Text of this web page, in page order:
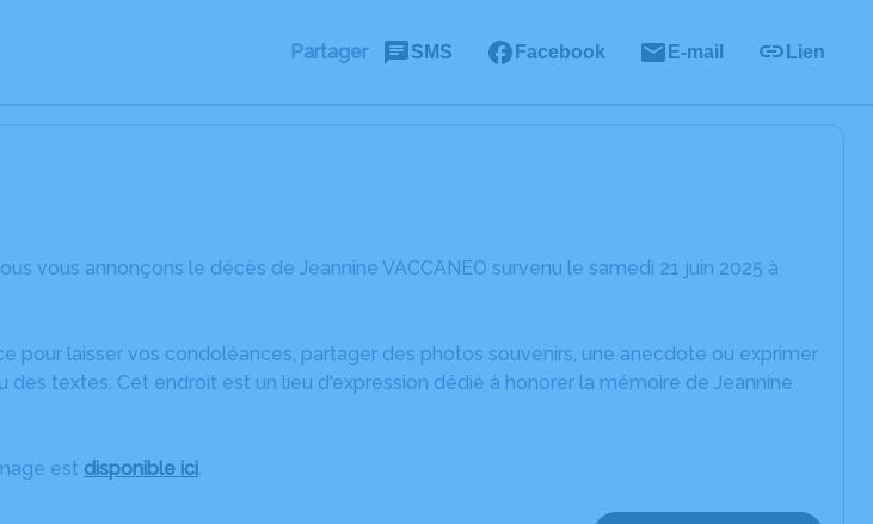
Partager SMS Facebook E-mail Lien
vous annonçons le décès de Jeannine VACCANEO survenu le samedi 21 juin 2025 à
pour laisser vos condoléances, partager des photos souvenirs, une anecdote ou exprimer
textes. Cet endroit est un lieu d'expression dédié à honorer la mémoire de Jeannine
est disponible ici.